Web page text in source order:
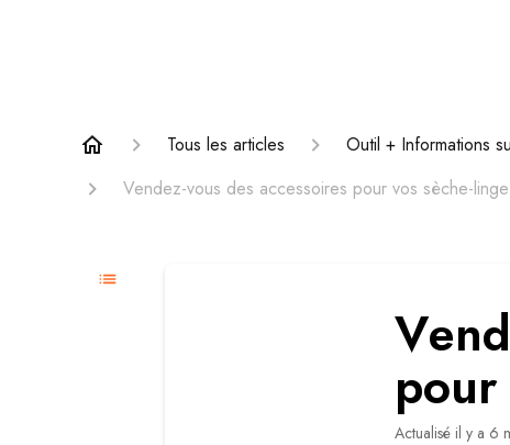
Tous les articles Outil + Informations
Vendez-vous des accessoires pour vos sèche-
Actualisé il y a 6